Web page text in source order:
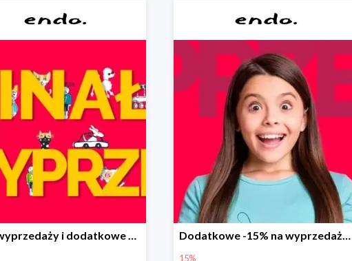
Finał wyprzedaży i dodatkowe 15% Dodatkowe -15% na wyprzedaż do -70%
15%